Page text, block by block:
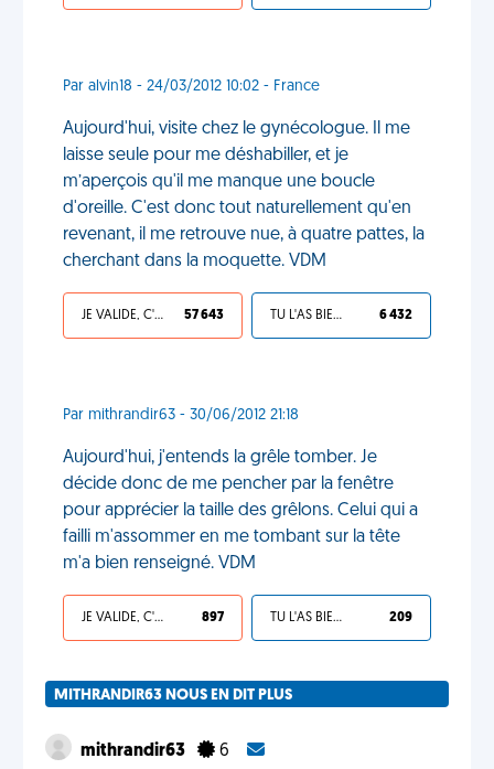
Par alvin18 - 24/03/2012 10:02 - France
Aujourd'hui, visite chez le gynécologue. Il me
laisse seule pour me déshabiller, et je
m’aperçois qu'il me manque une boucle
d'oreille. C'est donc tout naturellement qu'en
revenant, il me retrouve nue, à quatre pattes, la
cherchant dans la moquette. VDM
JE VALIDE, C'EST UNE VDM 57 643 TU L'AS BIEN MÉRITÉ 6 432
Par mithrandir63 - 30/06/2012 21:18
Aujourd'hui, j'entends la grêle tomber. Je
décide donc de me pencher par la fenêtre
pour apprécier la taille des grêlons. Celui qui a
failli m'assommer en me tombant sur la tête
m'a bien renseigné. VDM
JE VALIDE, C'EST UNE VDM 897 TU L'AS BIEN MÉRITÉ 209
MITHRANDIR63 NOUS EN DIT PLUS
mithrandir63 6